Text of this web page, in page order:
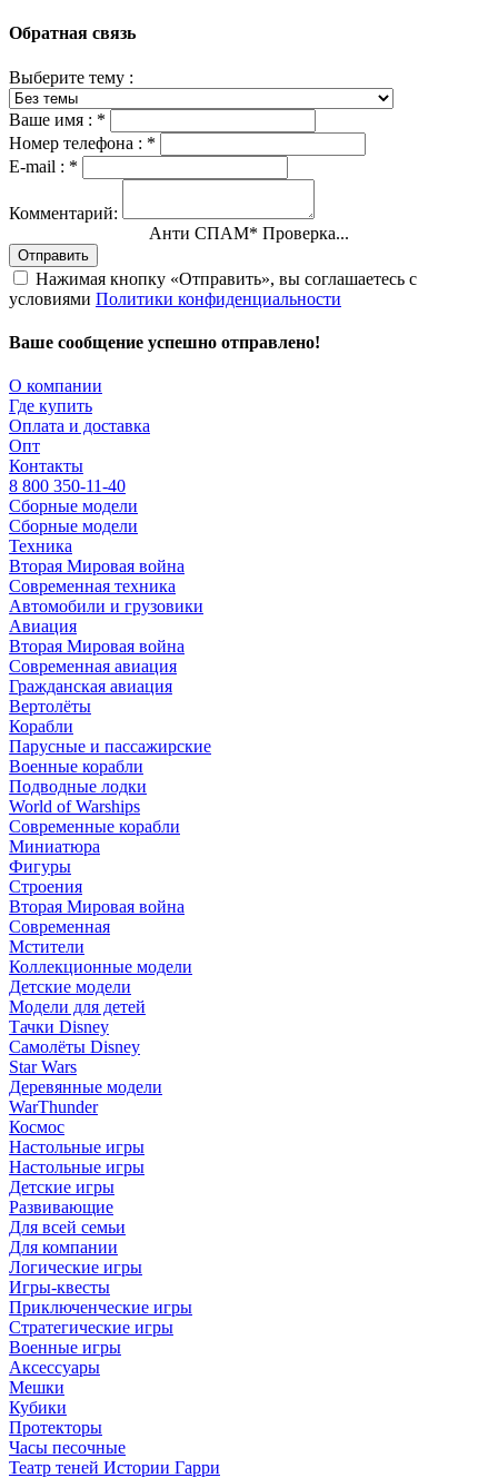
Обратная связь
Выберите тему :
Ваше имя : *
Номер телефона : *
E-mail : *
Комментарий:
Анти СПАМ* Проверка...
Отправить
Нажимая кнопку «Отправить», вы соглашаетесь с
условиями Политики конфиденциальности
Ваше сообщение успешно отправлено!
О компании
Где купить
Оплата и доставка
Опт
Контакты
8 800 350-11-40
Сборные модели
Сборные модели
Техника
Вторая Мировая война
Современная техника
Автомобили и грузовики
Авиация
Вторая Мировая война
Современная авиация
Гражданская авиация
Вертолёты
Корабли
Парусные и пассажирские
Военные корабли
Подводные лодки
World of Warships
Современные корабли
Миниатюра
Фигуры
Строения
Вторая Мировая война
Современная
Мстители
Коллекционные модели
Детские модели
Модели для детей
Тачки Disney
Самолёты Disney
Star Wars
Деревянные модели
WarThunder
Космос
Настольные игры
Настольные игры
Детские игры
Развивающие
Для всей семьи
Для компании
Логические игры
Игры-квесты
Приключенческие игры
Стратегические игры
Военные игры
Аксессуары
Мешки
Кубики
Протекторы
Часы песочные
Театр теней Истории Гарри